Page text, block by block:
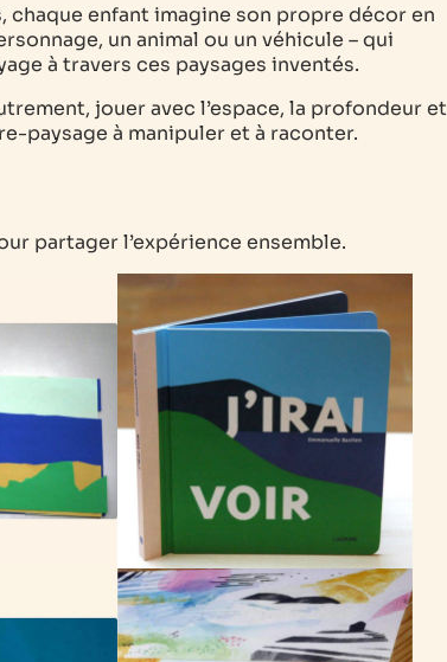
enfant imagine son propre décor en
un animal ou un véhicule – qui
à travers ces paysages inventés.
jouer avec l’espace, la profondeur et
paysage à manipuler et à raconter.
partager l’expérience ensemble.